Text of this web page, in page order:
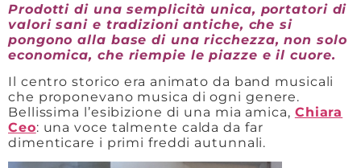
Prodotti di una semplicità unica, portatori di
valori sani e tradizioni antiche, che si
pongono alla base di una ricchezza, non solo
economica, che riempie le piazze e il cuore.
Il centro storico era animato da band musicali
che proponevano musica di ogni genere.
Bellissima l’esibizione di una mia amica, Chiara
Ceo: una voce talmente calda da far
dimenticare i primi freddi autunnali.